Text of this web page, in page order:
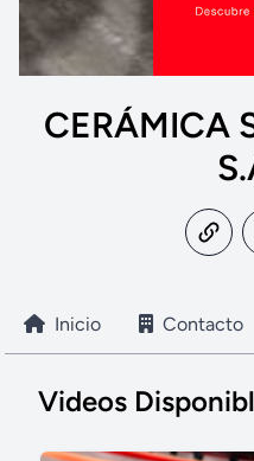
CERÁMICA
Inicio Contacto
Videos